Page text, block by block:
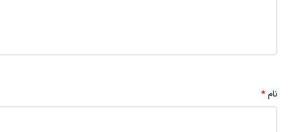
نام*